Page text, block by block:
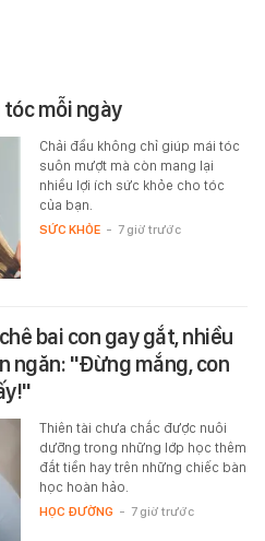
mỗi ngày
Chải đầu không chỉ giúp mái tóc
suôn mượt mà còn mang lại
nhiều lợi ích sức khỏe cho tóc
của bạn.
SỨC KHỎE - 7 giờ trước
bai con gay gắt, nhiều
ngăn: "Đừng mắng, con
Thiên tài chưa chắc được nuôi
dưỡng trong những lớp học thêm
đắt tiền hay trên những chiếc bàn
học hoàn hảo.
HỌC ĐƯỜNG - 7 giờ trước